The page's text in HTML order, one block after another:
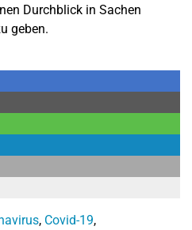
Durchblick in Sachen
geben.
, Covid-19,